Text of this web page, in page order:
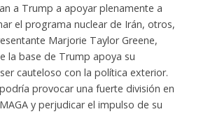
a Trump a apoyar plenamente a
el programa nuclear de Irán, otros,
Marjorie Taylor Greene,
la base de Trump apoya su
cauteloso con la política exterior.
provocar una fuerte división en
y perjudicar el impulso de su